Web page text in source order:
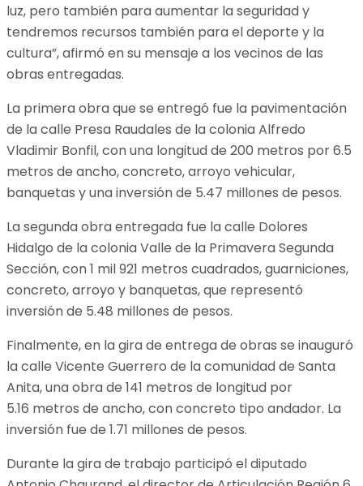
luz, pero también para aumentar la seguridad y
tendremos recursos también para el deporte y la
cultura”, afirmó en su mensaje a los vecinos de las
obras entregadas.
La primera obra que se entregó fue la pavimentación
de la calle Presa Raudales de la colonia Alfredo
Vladimir Bonfil, con una longitud de 200 metros por 6.5
metros de ancho, concreto, arroyo vehicular,
banquetas y una inversión de 5.47 millones de pesos.
La segunda obra entregada fue la calle Dolores
Hidalgo de la colonia Valle de la Primavera Segunda
Sección, con 1 mil 921 metros cuadrados, guarniciones,
concreto, arroyo y banquetas, que representó
inversión de 5.48 millones de pesos.
Finalmente, en la gira de entrega de obras se inauguró
la calle Vicente Guerrero de la comunidad de Santa
Anita, una obra de 141 metros de longitud por
5.16 metros de ancho, con concreto tipo andador. La
inversión fue de 1.71 millones de pesos.
Durante la gira de trabajo participó el diputado